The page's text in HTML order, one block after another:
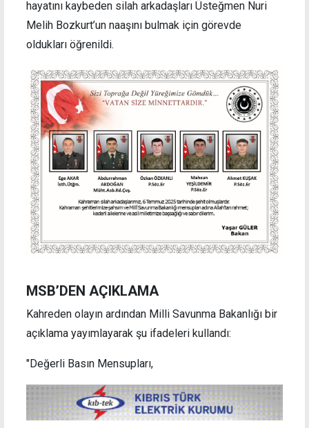
hayatını kaybeden silah arkadaşları Üsteğmen Nuri
Melih Bozkurt’un naaşını bulmak için görevde
oldukları öğrenildi.
MSB’DEN AÇIKLAMA
Kahreden olayın ardından Milli Savunma Bakanlığı bir
açıklama yayımlayarak şu ifadeleri kullandı:
"Değerli Basın Mensupları,